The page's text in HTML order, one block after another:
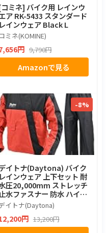
ミネ] バイク用 レインウ
ア RK-5433 スタンダード
レインウェア Black L
コミネ(KOMINE)
円 9,790円
Amazonで見る
-8%
イトナ(Daytona) バイク
レインウェア 上下セット 耐
圧20,000mm ストレッチ
止水ファスナー 防水 ハイパ
ォーマンスレインウェア
DR-001 レッド Lサイズ 482
イトナ(Daytona)
円 13,200円